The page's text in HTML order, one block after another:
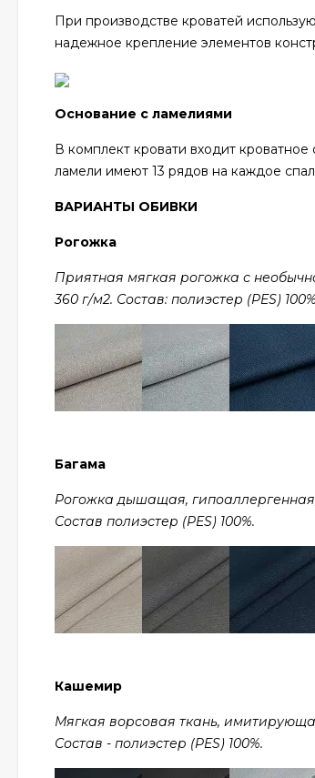
При производстве кроватей
надежное крепление элементов
Основание с ламелиями
В комплект кровати входит
ламели имеют 13 рядов на каждое
ВАРИАНТЫ ОБИВКИ
Рогожка
Приятная мягкая рогожка с
360 г/м2. Состав: полиэстер (PES)
Багама
Рогожка дышащая, гипоаллергенная,
Состав полиэстер (PES) 100%.
Кашемир
Мягкая ворсовая ткань,
Состав - полиэстер (PES) 100%.